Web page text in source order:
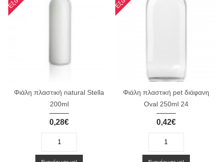
Φιάλη πλαστική natural Stella
200ml
0,28€
Φιάλη πλαστική pet διάφανη
Oval 250ml 24
0,42€